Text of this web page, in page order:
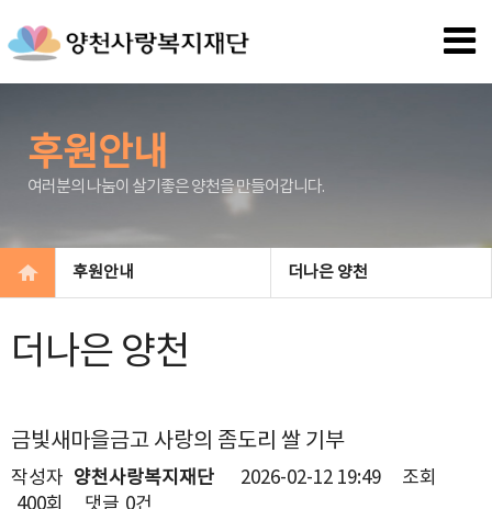
후원안내
여러분의 나눔이 살기좋은 양천을 만들어갑니다.
후원안내 더나은 양천
더나은 양천
금빛새마을금고 사랑의 좀도리 쌀 기부
작성자 양천사랑복지재단 2026-02-12 19:49
조회
400회
댓글 0건